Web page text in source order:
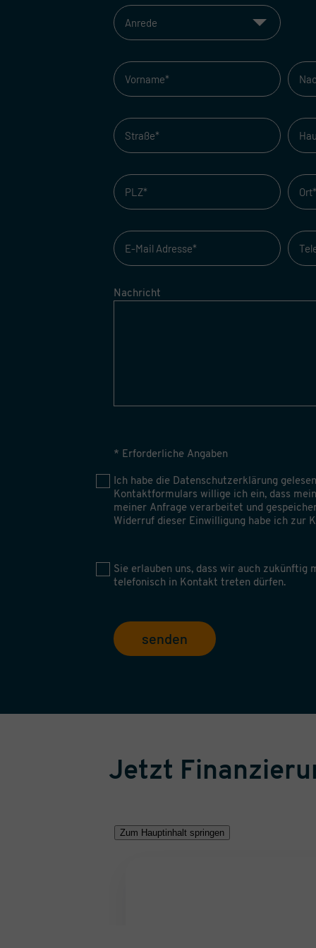
Nachricht
* Erforderliche Angaben
Ich habe die Datenschutzerklärung
Kontaktformulars willige ich ein, dass
meiner Anfrage verarbeitet und
Widerruf dieser Einwilligung habe ich zur
Sie erlauben uns, dass wir auch zukünftig
telefonisch in Kontakt treten dürfen.
senden
Jetzt